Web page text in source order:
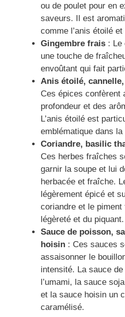
ou de poulet pour en
saveurs. Il est
comme l’anis étoilé
Gingembre frais : Le
une touche de
envoûtant qui fait
Anis étoilé,
Ces épices confèrent
profondeur et des
L’anis étoilé est
emblématique dans
Coriandre, basilic
Ces herbes fraîches
garnir la soupe et lui
herbacée et fraîche.
légèrement épicé et
coriandre et le
légèreté et du piquant.
Sauce de poisson,
hoisin : Ces sauces
assaisonner le
intensité. La sauce
l’umami, la sauce
et la sauce hoisin un
caramélisé.